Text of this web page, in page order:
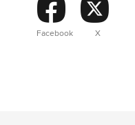
Facebook X